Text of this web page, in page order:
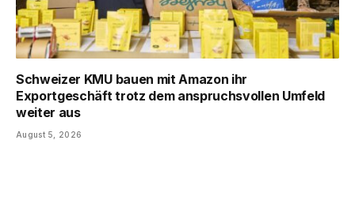
Schweizer KMU bauen mit Amazon ihr
Exportgeschäft trotz dem anspruchsvollen Umfeld
weiter aus
August 5, 2026